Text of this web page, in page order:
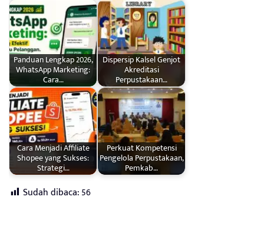
Panduan Lengkap 2026,
WhatsApp Marketing:
Cara…
Dispersip Kalsel Genjot
Akreditasi
Perpustakaan…
Cara Menjadi Affiliate
Shopee yang Sukses:
Strategi…
Perkuat Kompetensi
Pengelola Perpustakaan,
Pemkab…
Sudah dibaca:56